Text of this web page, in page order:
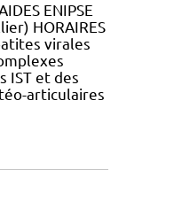
ENIPSE
HORAIRES
virales
IST et des
articulaires